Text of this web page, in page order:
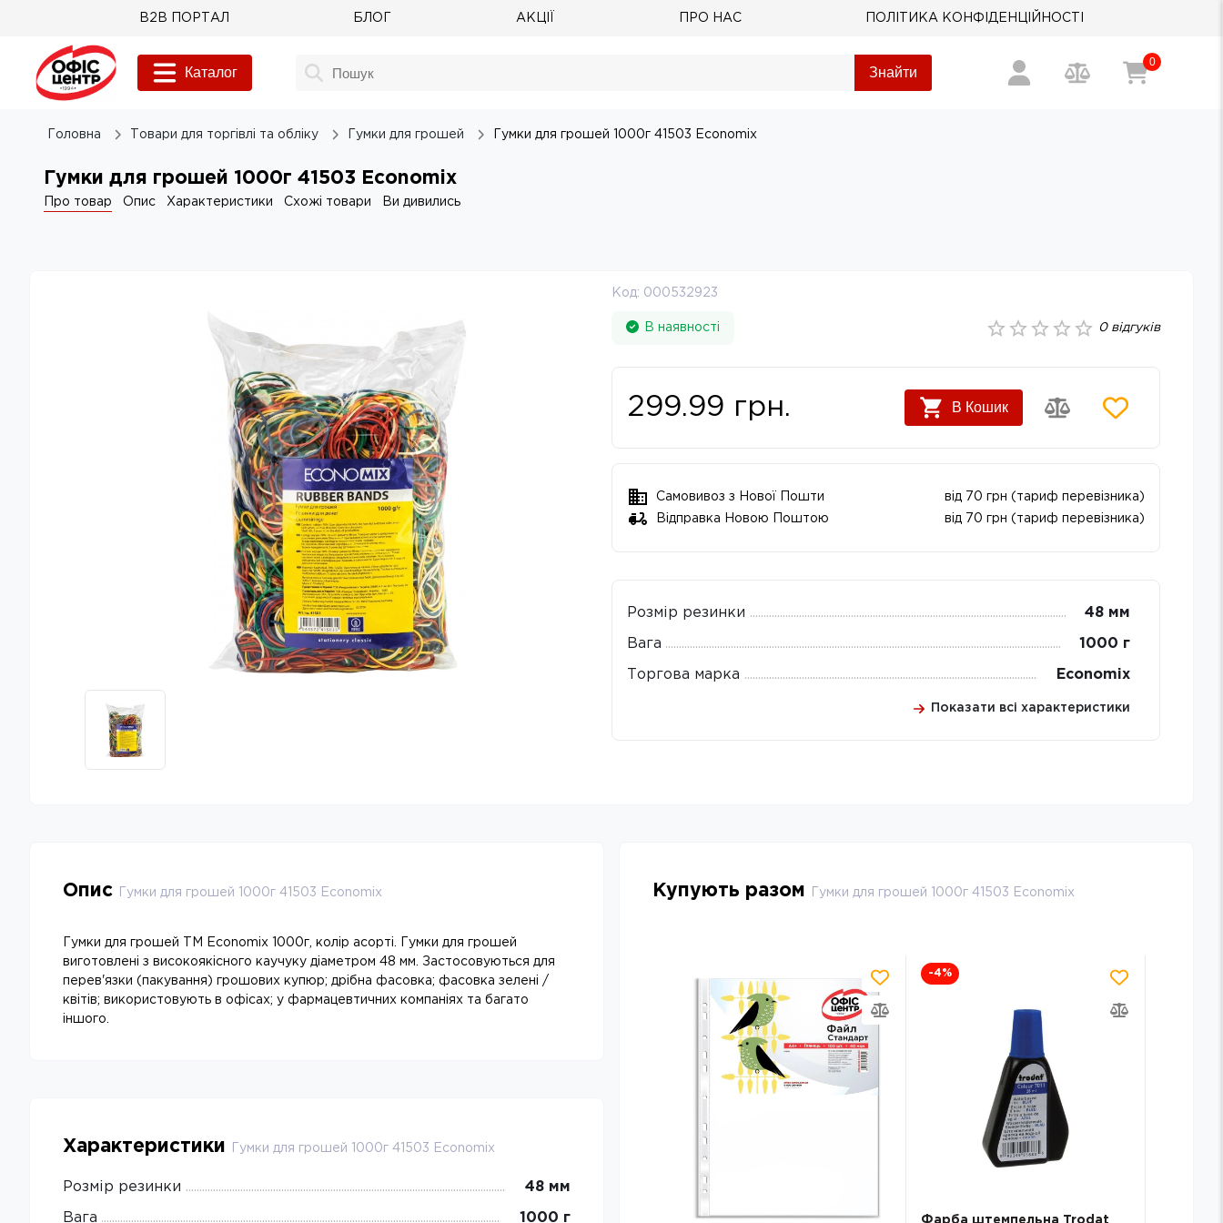
B2B ПОРТАЛ БЛОГ АКЦІЇ ПРО НАС ПОЛІТИКА КОНФІДЕНЦІЙНОСТІ
Каталог Знайти
0
Головна Товари для торгівлі та обліку Гумки для грошей Гумки для грошей 1000г 41503 Economix
Гумки для грошей 1000г 41503 Economix
Про товар Опис Характеристики Схожі товари Ви дивились
Код: 000532923
В наявності 0відгуків
299.99 грн. В Кошик
Самовивоз з Нової Пошти
від 70 грн (тариф перевізника)
Відправка Новою Поштою
від 70 грн (тариф перевізника)
Розмір резинки 48 мм
Вага 1000 г
Торгова марка Economix
Показати всі характеристики
Опис Гумки для грошей 1000г 41503 Economix
Гумки для грошей ТМ Economix 1000г, колір асорті. Гумки для грошей
виготовлені з високоякісного каучуку діаметром 48 мм. Застосовуються для
перев'язки (пакування) грошових купюр; дрібна фасовка; фасовка зелені /
квітів; використовують в офісах; у фармацевтичних компаніях та багато
іншого.
Характеристики Гумки для грошей 1000г 41503 Economix
Розмір резинки 48 мм
Вага 1000 г
Купують разом Гумки для грошей 1000г 41503 Economix
Фарба штемпельна Trodat
-25%
СКОБИ 24/6 JOBMAX BM.